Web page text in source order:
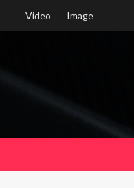
Video Image